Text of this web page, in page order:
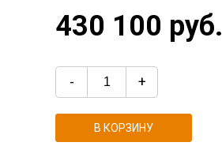
430 100 руб.
- +
В КОРЗИНУ